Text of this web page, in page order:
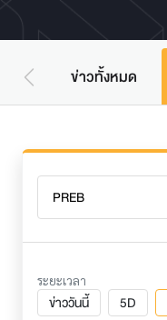
ข่าวทั้งหมด
ระยะเวลา
ข่าววันนี้ 5D